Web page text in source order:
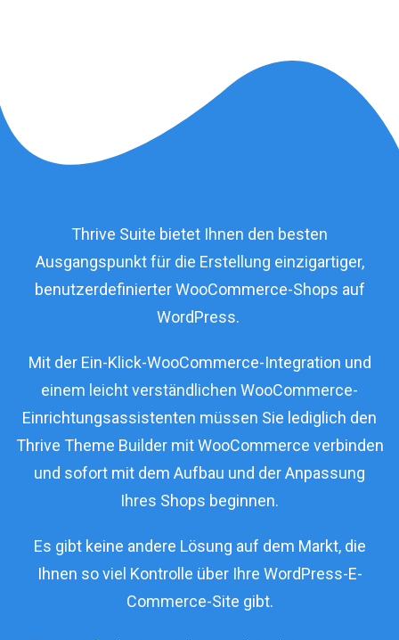
Thrive Suite bietet Ihnen den besten
Ausgangspunkt für die Erstellung einzigartiger,
benutzerdefinierter WooCommerce-Shops auf
WordPress.
Mit der Ein-Klick-WooCommerce-Integration und
einem leicht verständlichen WooCommerce-
Einrichtungsassistenten müssen Sie lediglich den
Thrive Theme Builder mit WooCommerce verbinden
und sofort mit dem Aufbau und der Anpassung
Ihres Shops beginnen.
Es gibt keine andere Lösung auf dem Markt, die
Ihnen so viel Kontrolle über Ihre WordPress-E-
Commerce-Site gibt.